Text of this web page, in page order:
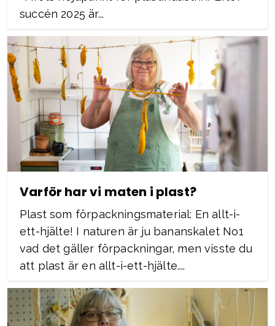
succén 2025 är...
Varför har vi maten i plast?
Plast som förpackningsmaterial: En allt-i-
ett-hjälte! I naturen är ju bananskalet No1
vad det gäller förpackningar, men visste du
att plast är en allt-i-ett-hjälte....